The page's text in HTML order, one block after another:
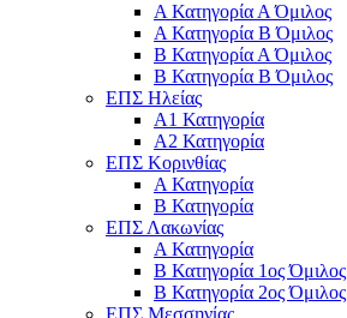
Α Κατηγορία Α Όμιλος
Α Κατηγορία Β Όμιλος
Β Κατηγορία Α Όμιλος
Β Κατηγορία Β Όμιλος
ΕΠΣ Ηλείας
Α1 Κατηγορία
Α2 Κατηγορία
ΕΠΣ Κορινθίας
Α Κατηγορία
Β Κατηγορία
ΕΠΣ Λακωνίας
Α Κατηγορία
Β Κατηγορία 1ος Όμιλος
Β Κατηγορία 2ος Όμιλος
ΕΠΣ Μεσσηνίας